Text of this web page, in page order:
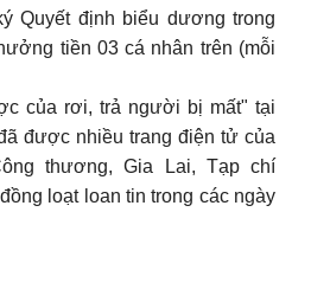
Quyết định biểu dương trong
tiền 03 cá nhân trên (mỗi
rơi, trả người bị mất" tại
được nhiều trang điện tử của
thương, Gia Lai, Tạp chí
loạt loan tin trong các ngày